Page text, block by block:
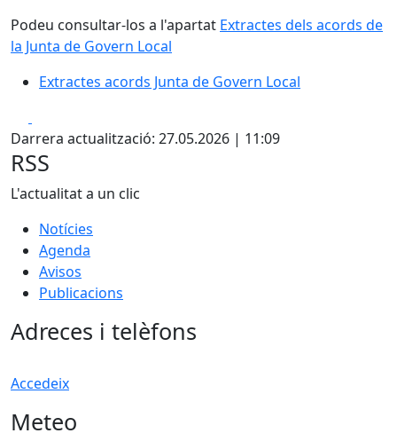
Podeu consultar-los a l'apartat Extractes dels acords de
la Junta de Govern Local
Extractes acords Junta de Govern Local
Darrera actualització: 27.05.2026 | 11:09
RSS
L'actualitat a un clic
Notícies
Agenda
Avisos
Publicacions
Adreces i telèfons
Accedeix
Meteo